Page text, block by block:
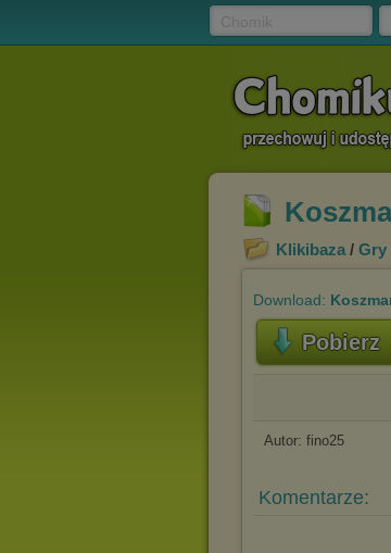
Klikibaza / Gry
Download:
Pobierz
Autor: fino25
Komentarze: